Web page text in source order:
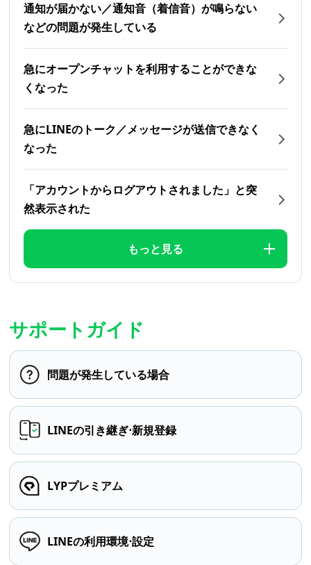
通知が届かない／通知音（着信音）が鳴らない
などの問題が発生している
急にオープンチャットを利用することができな
くなった
急にLINEのトーク／メッセージが送信できなく
なった
「アカウントからログアウトされました」と突
然表示された
もっと見る
サポートガイド
問題が発生している場合
LINEの引き継ぎ⋅新規登録
LYPプレミアム
LINEの利用環境⋅設定